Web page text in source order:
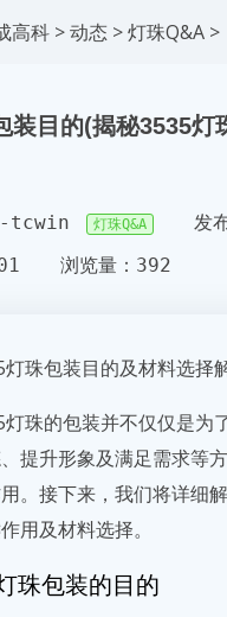
高科 >动态 >灯珠Q&A >
装目的(揭秘3535灯
tcwin 灯珠Q&A
发
浏览量：392
灯珠包装目的及材料选择
灯珠的包装并不仅仅是为
提升形象及满足需求等
。接下来，我们将详细
用及材料选择。
珠包装的目的